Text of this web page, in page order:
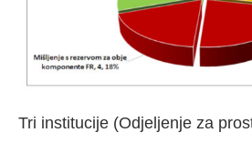
Tri institucije (Odjeljenje za